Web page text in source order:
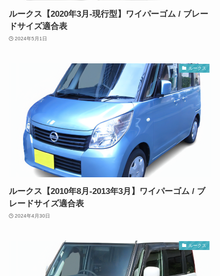
ルークス【2020年3月-現行型】ワイパーゴム / ブレー
ドサイズ適合表
2024年5月1日
ルークス
ルークス【2010年8月-2013年3月】ワイパーゴム / ブ
レードサイズ適合表
2024年4月30日
ルークス